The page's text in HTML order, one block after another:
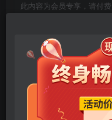
此内容为会员专享，请付
年卡会员 免费
您当前未